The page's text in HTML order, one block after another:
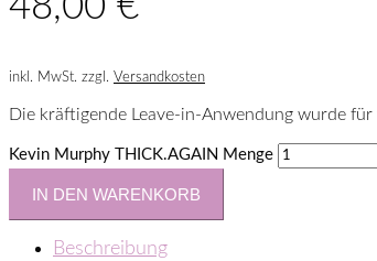
inkl. MwSt. zzgl. Versandkosten
Die kräftigende Leave-in-Anwendung wurde
Kevin Murphy THICK.AGAIN Menge
IN DEN WARENKORB
Beschreibung